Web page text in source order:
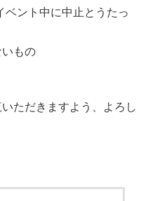
ベント中に中止とうたっ
いもの
ただきますよう、よろし